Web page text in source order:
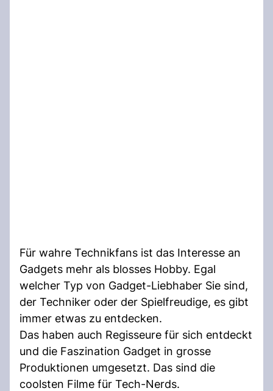
Für wahre Technikfans ist das Interesse an
Gadgets mehr als blosses Hobby. Egal
welcher Typ von Gadget-Liebhaber Sie sind,
der Techniker oder der Spielfreudige, es gibt
immer etwas zu entdecken.
Das haben auch Regisseure für sich entdeckt
und die Faszination Gadget in grosse
Produktionen umgesetzt. Das sind die
coolsten Filme für Tech-Nerds.